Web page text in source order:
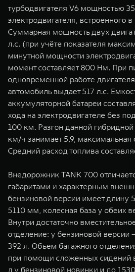
турбодвигателя V6 мощностью
электродвигателя, встроенного
Суммарная мощность двух
л.с. (при учёте показателя
минутной мощности
момент составляет 800 Нм. При
одновременной работе
автомобиль выдает 517 л.с.
аккумуляторной батареи
хода на электродвигателе без
100 км. Разгон данной
км/ч занимает 5,9, максимальная
Средний расход топлива
Внедорожник TANK 700
габаритами и характерным
бензиновой версии имеет длину
5110 мм, колесная база у обеих
Внутри достаточно
отделение: у бензиновой версии
392 л. Объем багажного
при помощи сложенных сидений
л у бензиновой новинки и до